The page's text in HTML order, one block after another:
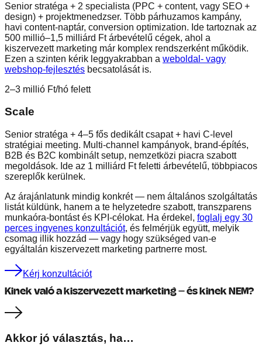
Senior stratéga + 2 specialista (PPC + content, vagy SEO +
design) + projektmenedzser. Több párhuzamos kampány,
havi content-naptár, conversion optimization. Ide tartoznak az
500 millió–1,5 milliárd Ft árbevételű cégek, ahol a
kiszervezett marketing már komplex rendszerként működik.
Ezen a szinten kérik leggyakrabban a weboldal- vagy
webshop-fejlesztés becsatolását is.
2–3 millió Ft/hó felett
Scale
Senior stratéga + 4–5 fős dedikált csapat + havi C-level
stratégiai meeting. Multi-channel kampányok, brand-építés,
B2B és B2C kombinált setup, nemzetközi piacra szabott
megoldások. Ide az 1 milliárd Ft feletti árbevételű, többpiacos
szereplők kerülnek.
Az árajánlatunk mindig konkrét — nem általános szolgáltatás
listát küldünk, hanem a te helyzetedre szabott, transzparens
munkaóra-bontást és KPI-célokat. Ha érdekel, foglalj egy 30
perces ingyenes konzultációt, és felmérjük együtt, melyik
csomag illik hozzád — vagy hogy szükséged van-e
egyáltalán kiszervezett marketing partnerre most.
Kérj konzultációt
Kinek való a kiszervezett marketing — és kinek NEM?
Akkor jó választás, ha…